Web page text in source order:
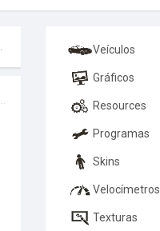
Veículos
Gráficos
Resources
Programas
Skins
Velocímetros
Texturas